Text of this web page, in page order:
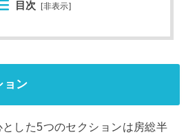
目次 [非表示]
ョン
した5つのセクションは房総半